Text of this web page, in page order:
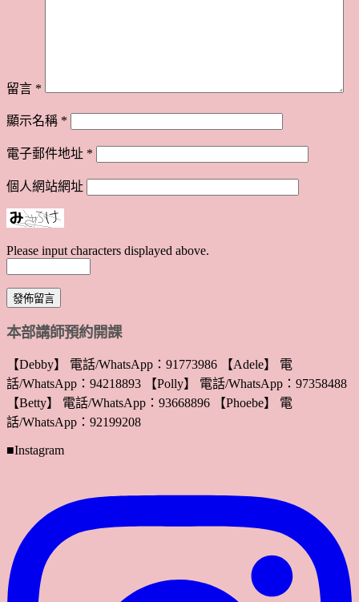
留言 *
顯示名稱 *
電子郵件地址 *
個人網站網址
Please input characters displayed above.
本部講師預約開課
【Debby】 電話/WhatsApp：91773986 【Adele】 電
話/WhatsApp：94218893 【Polly】 電話/WhatsApp：97358488
【Betty】 電話/WhatsApp：93668896 【Phoebe】 電
話/WhatsApp：92199208
■Instagram